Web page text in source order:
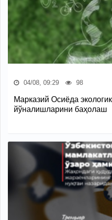
04/08, 09:29 98
Марказий Осиёда
йўналишларини баҳолаш